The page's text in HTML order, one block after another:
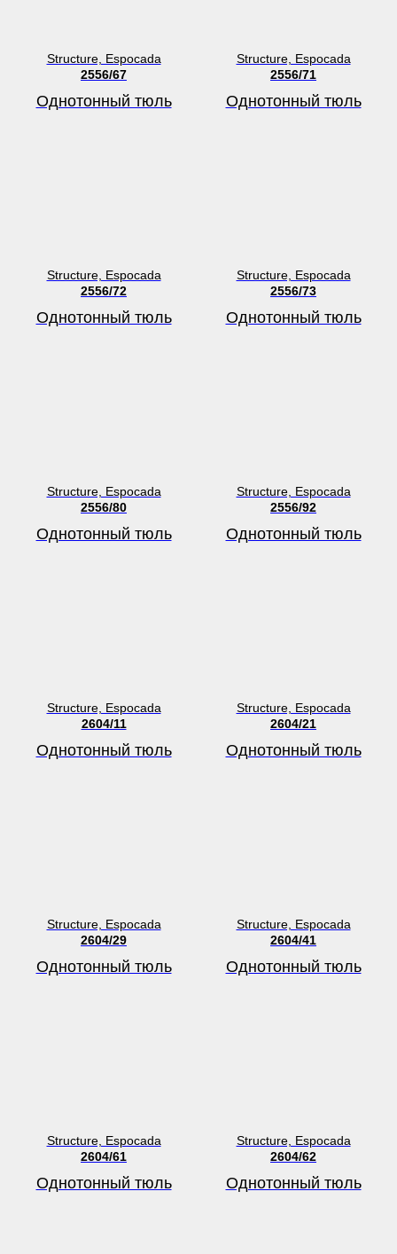
Structure, Espocada
2556/67
Однотонный тюль
Structure, Espocada
2556/71
Однотонный тюль
Structure, Espocada
2556/72
Однотонный тюль
Structure, Espocada
2556/73
Однотонный тюль
Structure, Espocada
2556/80
Однотонный тюль
Structure, Espocada
2556/92
Однотонный тюль
Structure, Espocada
2604/11
Однотонный тюль
Structure, Espocada
2604/21
Однотонный тюль
Structure, Espocada
2604/29
Однотонный тюль
Structure, Espocada
2604/41
Однотонный тюль
Structure, Espocada
2604/61
Однотонный тюль
Structure, Espocada
2604/62
Однотонный тюль